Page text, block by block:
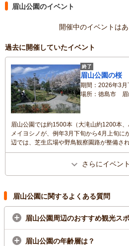
眉山公園のイベント
開催中のイベントはあ
過去に開催していたイベント
終了
眉山公園の桜
期間
2026年3月
場所
徳島市 眉
眉山公園では約1500本（大滝山約1200本
メイヨシノが、例年3月下旬から4月上旬に
辺では、芝生広場や野鳥観察園路が整備さ
徳島の中心市街地や瀬戸内海などが望め、
さらにイベン
眉山公園に関するよくある質問
眉山公園周辺のおすすめ観光ス
眉山公園の年齢層は？